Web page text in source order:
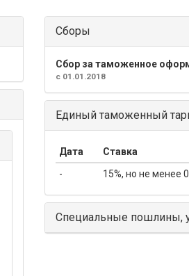
Сборы
Сбор за таможенное
с 01.01.2018
Единый таможенный
Дата
Ставка
-
15%, но не менее
Специальные пошлины,